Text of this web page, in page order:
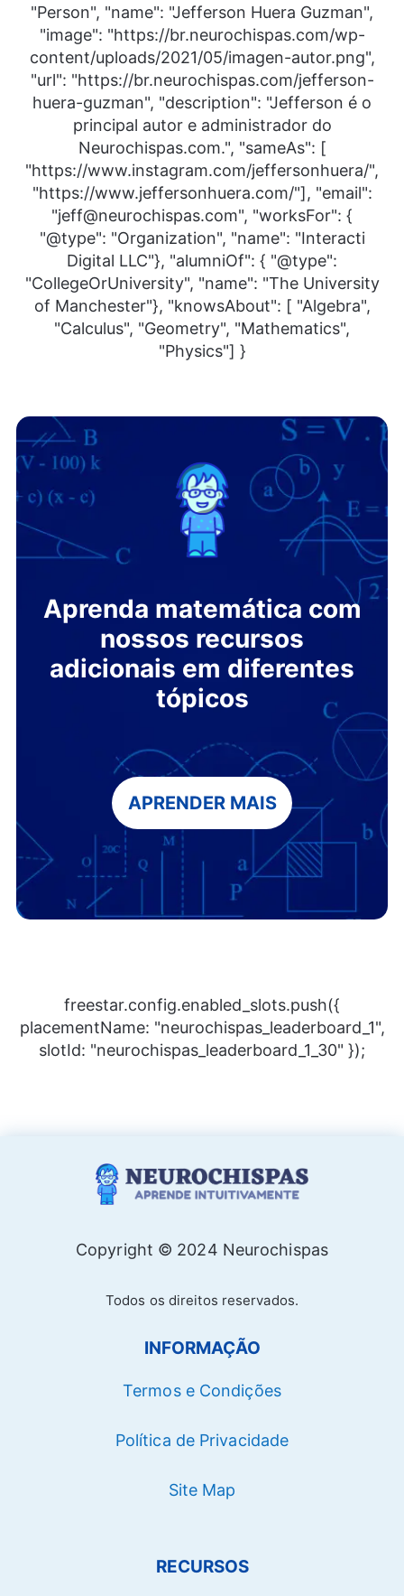
"Person", "name": "Jefferson Huera Guzman",
"image": "https://br.neurochispas.com/wp-
content/uploads/2021/05/imagen-autor.png",
"url": "https://br.neurochispas.com/jefferson-
huera-guzman", "description": "Jefferson é o
principal autor e administrador do
Neurochispas.com.", "sameAs": [
"https://www.instagram.com/jeffersonhuera/",
"https://www.jeffersonhuera.com/"], "email":
"jeff@neurochispas.com", "worksFor": {
"@type": "Organization", "name": "Interacti
Digital LLC"}, "alumniOf": { "@type":
"CollegeOrUniversity", "name": "The University
of Manchester"}, "knowsAbout": [ "Algebra",
"Calculus", "Geometry", "Mathematics",
"Physics"] }
Aprenda matemática com
nossos recursos
adicionais em diferentes
tópicos
APRENDER MAIS
freestar.config.enabled_slots.push({
placementName: "neurochispas_leaderboard_1",
slotId: "neurochispas_leaderboard_1_30" });
Copyright © 2024 Neurochispas
Todos os direitos reservados.
INFORMAÇÃO
Termos e Condições
Política de Privacidade
Site Map
RECURSOS